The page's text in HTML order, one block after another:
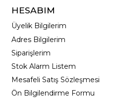
HESABIM
Üyelik Bilgilerim
Adres Bilgilerim
Siparişlerim
Stok Alarm Listem
Mesafeli Satış Sözleşmesi
Ön Bilgilendirme Formu